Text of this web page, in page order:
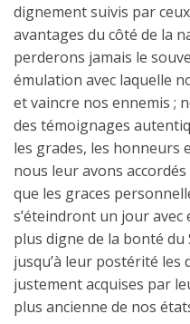
dignement suivis par
avantages du côté de la
perderons jamais le
émulation avec laquelle
et vaincre nos ennemis ;
des témoignages
les grades, les honneurs
nous leur avons
que les graces
s’éteindront un jour
plus digne de la bonté
jusqu’à leur postérité les
justement acquises par
plus ancienne de nos